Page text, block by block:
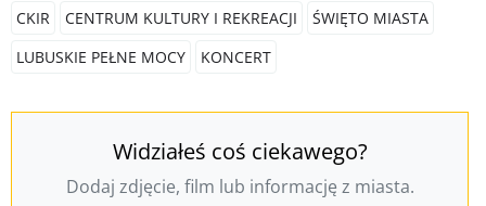
CKIR
CENTRUM KULTURY I REKREACJI
ŚWIĘTO MIASTA
LUBUSKIE PEŁNE MOCY
KONCERT
Widziałeś coś ciekawego?
Dodaj zdjęcie, film lub informację z miasta.